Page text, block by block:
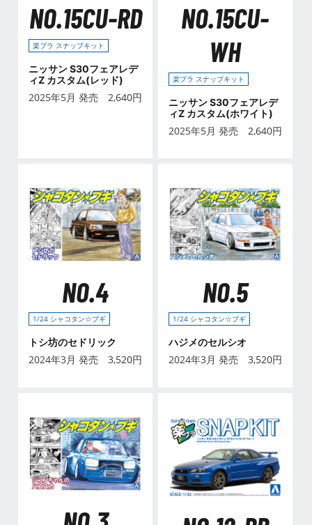
NO.15CU-RD
楽プラ スナップキット
ニッサン S30フェアレデ
ィZ カスタム(レッド)
2025年5月 発売 2,640円
NO.15CU-
WH
楽プラ スナップキット
ニッサン S30フェアレデ
ィZ カスタム(ホワイト)
2025年5月 発売 2,640円
NO.4
1/24 シャコタン☆ブギ
トシ坊のセドリック
2024年3月 発売 3,520円
NO.5
1/24 シャコタン☆ブギ
ハジメのセルシオ
2024年3月 発売 3,520円